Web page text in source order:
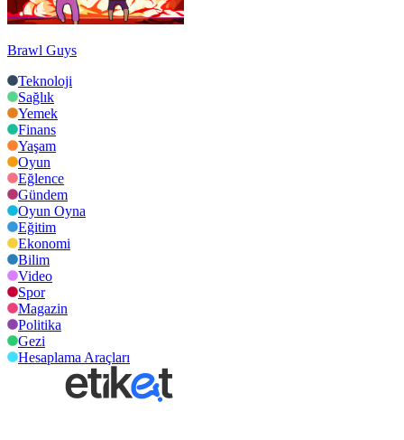
Brawl Guys
Teknoloji
Sağlık
Yemek
Finans
Yaşam
Oyun
Eğlence
Gündem
Oyun Oyna
Eğitim
Ekonomi
Bilim
Video
Spor
Magazin
Politika
Gezi
Hesaplama Araçları